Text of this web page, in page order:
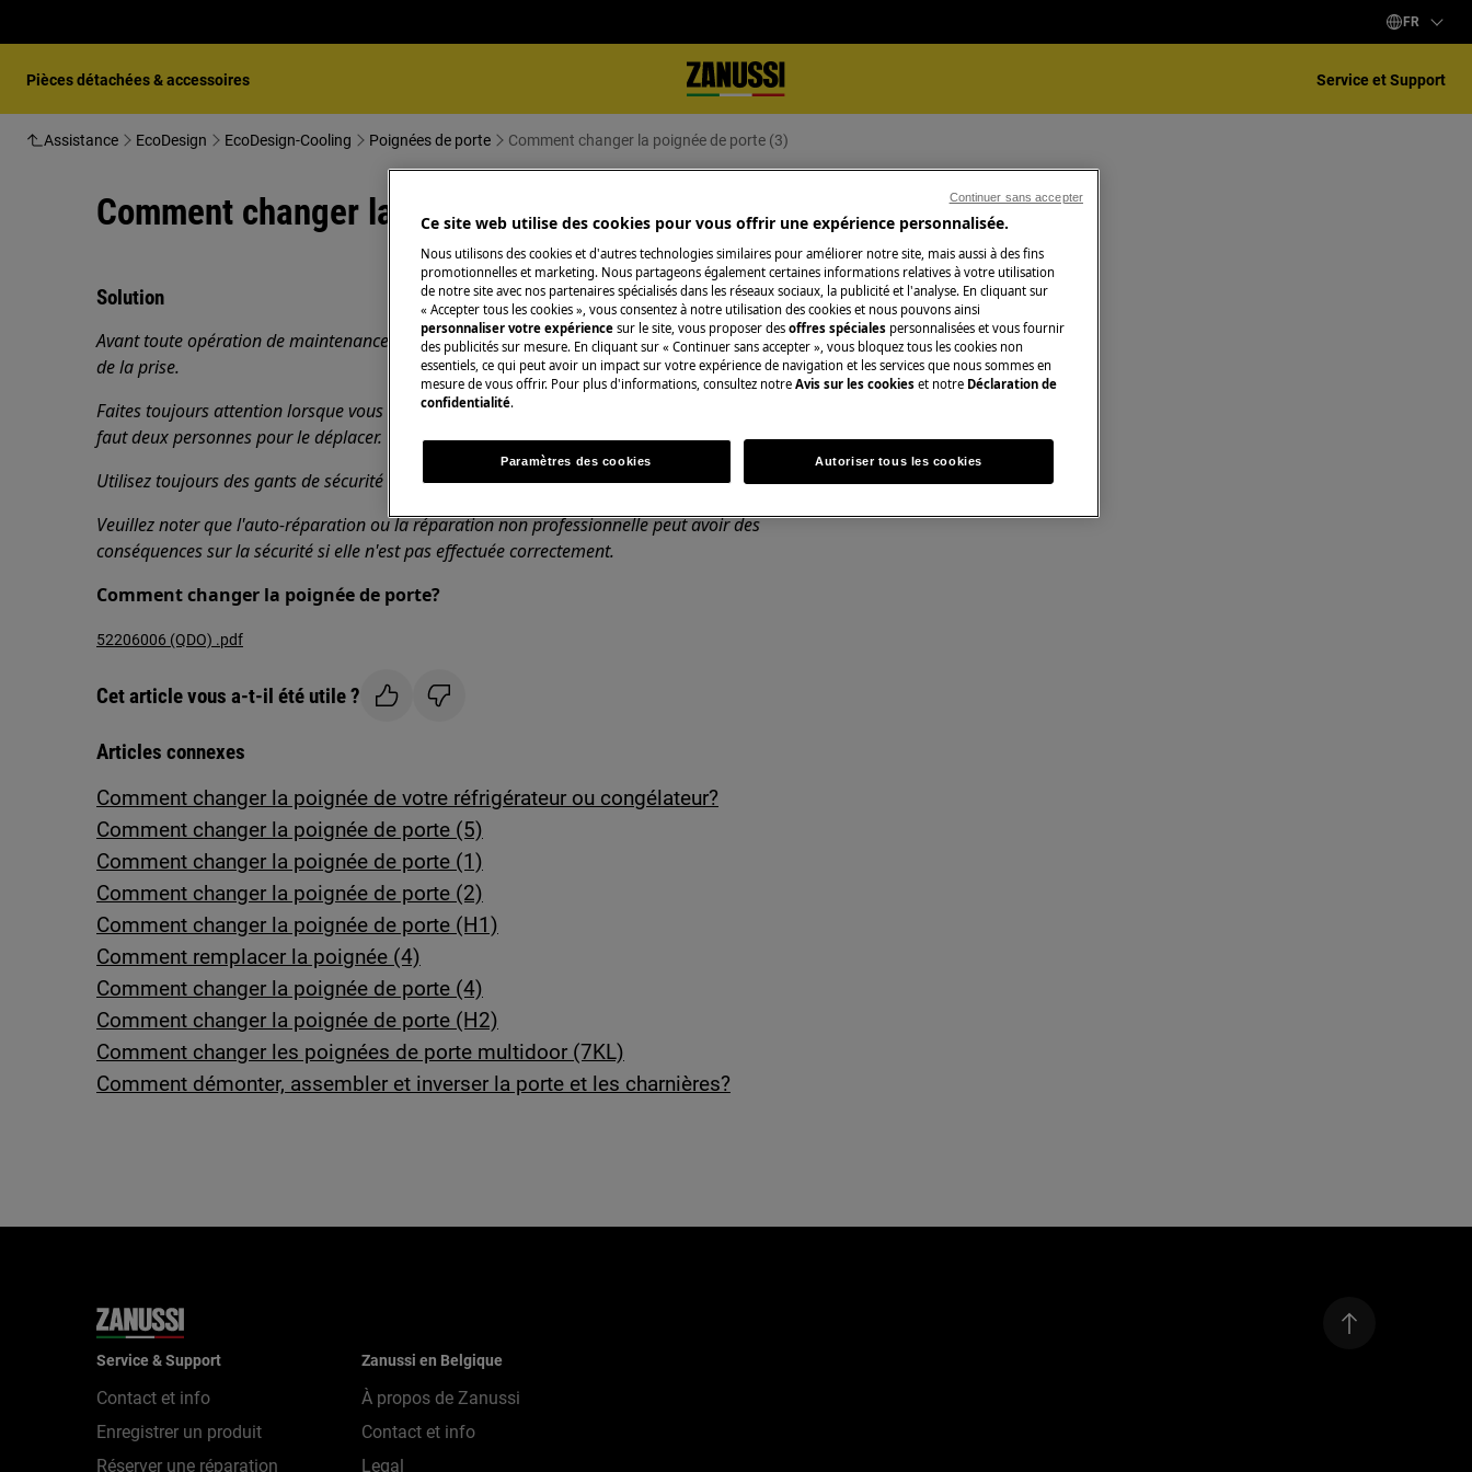
FR
Pièces détachées & accessoires Service et Support
Assistance EcoDesign EcoDesign-Cooling Poignées de porte Comment changer la poignée de porte (3)
Comment changer la poignée de porte (3)
Solution
Avant toute opération de maintenance, éteignez l'appareil et débranchez la fiche secteur
de laprise.
Faites toujours attention lorsque vous déplacez des appareils, pour les appareils lourds, il
faut deux personnes pour le déplacer.
Utilisez toujours des gants de sécurité et des chaussures fermées.
Veuillez noter que l'auto-réparation ou la réparation non professionnelle peut avoir des
conséquences sur la sécurité si elle n'est pas effectuée correctement.
Comment changer la poignée de porte?
52206006 (QDO) .pdf
Cet article vous a-t-il été utile ?
Articles connexes
Comment changer la poignée de votre réfrigérateur ou congélateur?
Comment changer la poignée de porte (5)
Comment changer la poignée de porte (1)
Comment changer la poignée de porte (2)
Comment changer la poignée de porte (H1)
Comment remplacer la poignée (4)
Comment changer la poignée de porte (4)
Comment changer la poignée de porte (H2)
Comment changer les poignées de porte multidoor (7KL)
Comment démonter, assembler et inverser la porte et les charnières?
Service & Support
Contact et info
Enregistrer un produit
Réserver une réparation
Zanussi en Belgique
À propos de Zanussi
Contact et info
Legal
Ce site web utilise des cookies pour vous offrir une expérience personnalisée.
Nous utilisons des cookies et d'autres technologies similaires pour améliorer notre site, mais aussi à des fins
promotionnelles et marketing. Nous partageons également certaines informations relatives à votre utilisation
de notre site avec nos partenaires spécialisés dans les réseaux sociaux, la publicité et l'analyse. En cliquant sur
« Accepter tous les cookies », vous consentez à notre utilisation des cookies et nous pouvons ainsi
personnaliser votre expérience sur le site, vous proposer des offres spéciales personnalisées et vous fournir
des publicités sur mesure. En cliquant sur « Continuer sans accepter », vous bloquez tous les cookies non
essentiels, ce qui peut avoir un impact sur votre expérience de navigation et les services que nous sommes en
mesure de vous offrir. Pour plus d'informations, consultez notre Avis sur les cookies et notre Déclaration de
confidentialité.
Paramètres des cookies Autoriser tous les cookies
Continuer sans accepter